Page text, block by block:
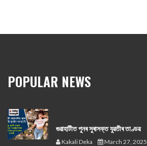
POPULAR NEWS
গুৱাহাটীত পুনৰ সুৰাসক্ত যুৱতীৰ তাণ্ডৱ
Kakali Deka March 27, 2025